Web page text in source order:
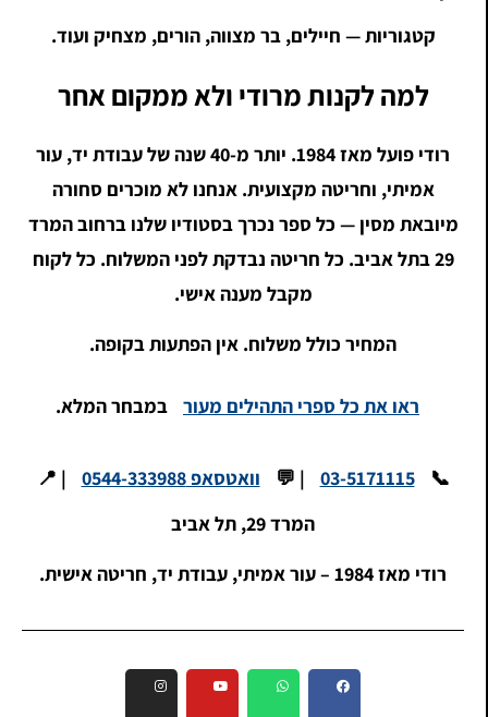
קטגוריות — חיילים, בר מצווה, הורים, מצחיק ועוד.
למה לקנות מרודי ולא ממקום אחר
רודי פועל מאז 1984. יותר מ-40 שנה של עבודת יד, עור
אמיתי, וחריטה מקצועית. אנחנו לא מוכרים סחורה
מיובאת מסין — כל ספר נכרך בסטודיו שלנו ברחוב המרד
29 בתל אביב. כל חריטה נבדקת לפני המשלוח. כל לקוח
מקבל מענה אישי.
המחיר כולל משלוח. אין הפתעות בקופה.
ראו את כל ספרי התהילים מעור במבחר המלא.
📞
03-5171115
| 💬 וואטסאפ 0544-333988
| 📍
המרד 29, תל אביב
רודי מאז 1984 – עור אמיתי, עבודת יד, חריטה אישית.